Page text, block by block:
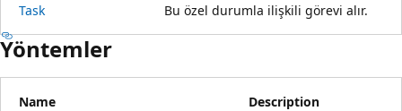
Task Bu özel durumla ilişkili görevi alır.
Yöntemler
Name Description